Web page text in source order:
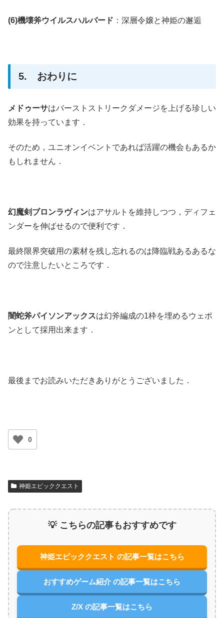
(6)機壊斧ウイルスハルバード ：深層令嬢と神姫の邂逅
5. おわりに
メドゥーサはバーストストリークダメージを上げる珍しい
効果を持っています．
そのため，ユニオンイベントであれば活躍の機会もあるか
もしれません．
幻魔剣ブロンラヴィンはアサルトを維持しつつ，ディフェ
ンダーを伸ばせるので便利です．
最終限界突破用の素材を残し忘れるのは降臨戦あるあるな
ので注意したいところです．
闇蛇斧パイソンアックスは幻斧編成の1枠を埋めるウェポ
ンとして採用出来ます．
最後までお読みいただきありがとうございました．
0
神姫エピッククエスト
💡 こちらの記事もおすすめです
神姫エピッククエスト の記事一覧はこちら
おすすめゲーム紹介 の記事一覧はこちら
Z/X の記事一覧はこちら